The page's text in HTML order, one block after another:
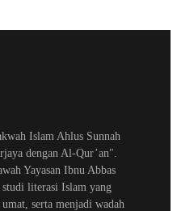
Islam Ahlus Sunnah
dengan Al-Qur’an".
Yayasan Ibnu Abbas
literasi Islam yang
serta menjadi wadah